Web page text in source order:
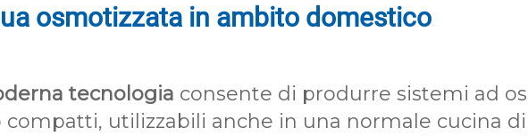
osmotizzata in ambito domestico
tecnologia consente di produrre sistemi ad
utilizzabili anche in una normale cucina di